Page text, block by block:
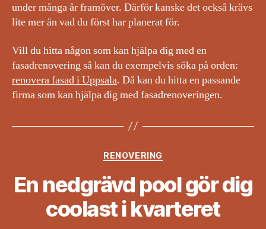
under många år framöver. Därför kanske det också krävs
lite mer än vad du först har planerat för.
Vill du hitta någon som kan hjälpa dig med en
fasadrenovering så kan du exempelvis söka på orden:
renovera fasad i Uppsala. Då kan du hitta en passande
firma som kan hjälpa dig med fasadrenoveringen.
Kategorier
RENOVERING
En nedgrävd pool gör dig
coolast i kvarteret